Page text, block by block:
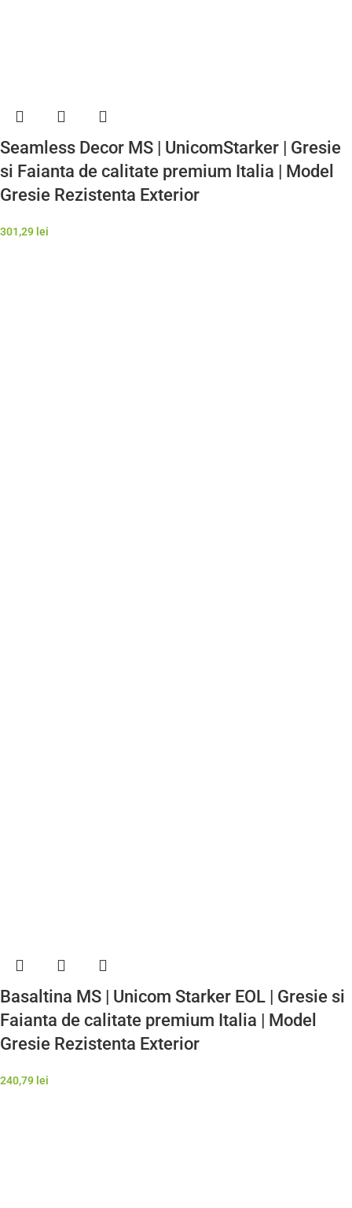
Seamless Decor MS | UnicomStarker | Gresie
si Faianta de calitate premium Italia | Model
Gresie Rezistenta Exterior
301,29 lei
Basaltina MS | Unicom Starker EOL | Gresie si
Faianta de calitate premium Italia | Model
Gresie Rezistenta Exterior
240,79 lei